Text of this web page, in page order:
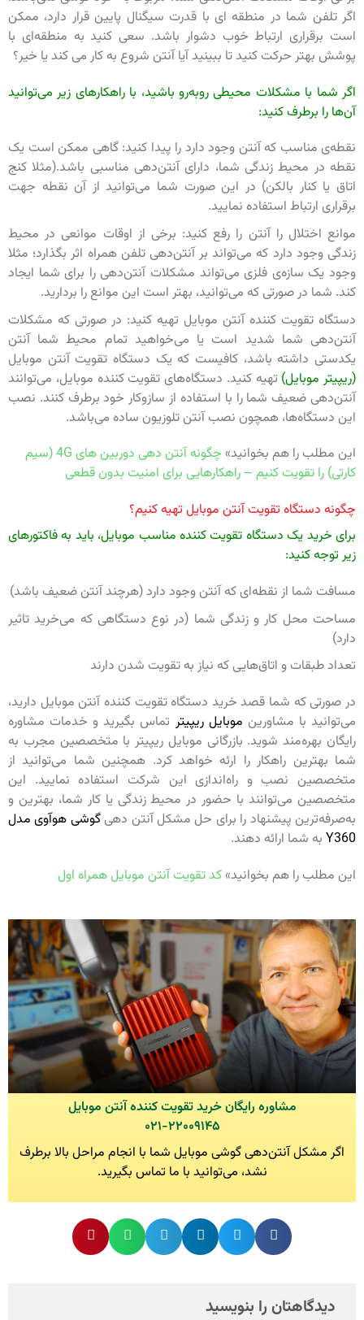
اگر تلفن شما در منطقه ای با قدرت سیگنال پایین قرار دارد، ممکن
است برقراری ارتباط خوب دشوار باشد. سعی کنید به منطقه‌ای با
پوشش بهتر حرکت کنید تا ببینید آیا آنتن شروع به کار می کند یا خیر‌؟
اگر شما با مشکلات محیطی روبه‌رو باشید، با راهکارهای زیر می‌توانید
آن‌ها را برطرف کنید:
نقطه‌ی مناسب که آنتن وجود دارد را پیدا کنید: گاهی ممکن است یک
نقطه در محیط زندگی شما، دارای آنتن‌دهی مناسبی باشد.(مثلا کنج
اتاق یا کنار بالکن) در این صورت شما می‌توانید از آن نقطه جهت
برقراری ارتباط استفاده نمایید.
موانع اختلال را آنتن را رفع کنید: برخی از اوقات موانعی در محیط
زندگی وجود دارد که می‌تواند بر آنتن‌دهی تلفن همراه اثر بگذارد؛ مثلا
وجود یک سازه‌ی فلزی می‌تواند مشکلات آنتن‌دهی را برای شما ایجاد
کند. شما در صورتی که می‌توانید، بهتر است این موانع را بردارید.
دستگاه تقویت کننده آنتن موبایل تهیه کنید: در صورتی که مشکلات
آنتن‌دهی شما شدید است یا می‌خواهید تمام محیط شما آنتن
یکدستی داشته باشد، کافیست که یک دستگاه تقویت آنتن موبایل
(ریپیتر موبایل) تهیه کنید. دستگاه‌های تقویت کننده موبایل، می‌توانند
آنتن‌دهی ضعیف شما را با استفاده از سازوکار خود برطرف کنند. نصب
این دستگاه‌ها، همچون نصب آنتن تلوزیون ساده می‌باشد.
این مطلب را هم بخوانید»
چگونه آنتن دهی دوربین های 4G (سیم
کارتی) را تقویت کنیم – راهکارهایی برای امنیت بدون قطعی
چگونه دستگاه تقویت آنتن موبایل تهیه کنیم؟
برای خرید یک دستگاه تقویت کننده مناسب موبایل، باید به فاکتورهای
زیر توجه کنید:
مسافت شما از نقطه‌ای که آنتن وجود دارد (هرچند آنتن ضعیف باشد)
مساحت محل کار و زندگی شما (در نوع دستگاهی که می‌خرید تاثیر
دارد)
تعداد طبقات و اتاق‌هایی که نیاز به تقویت شدن دارند
در صورتی که شما قصد خرید دستگاه تقویت کننده آنتن موبایل دارید،
می‌توانید با مشاورین موبایل ریپیتر تماس بگیرید و خدمات مشاوره
رایگان بهره‌مند شوید. بازرگانی موبایل ریپیتر با متخصصین مجرب به
شما بهترین راهکار را ارئه خواهد کرد. همچنین شما می‌توانید از
متخصصین نصب و راه‌اندازی این شرکت استفاده نمایید. این
متخصصین می‌توانند با حضور در محیط زندگی یا کار شما، بهترین و
به‌صرفه‌ترین پیشنهاد را برای حل مشکل آنتن دهیگوشی هوآوی مدل
Y360 به شما ارائه دهند.
این مطلب را هم بخوانید» کد تقویت آنتن موبایل همراه اول
مشاوره رایگان خرید تقویت کننده آنتن موبایل
۰۲۱-۲۲۰۰۹۱۴۵
اگر مشکل آنتن‌دهی گوشی موبایل شما با انجام مراحل بالا برطرف
نشد، می‌توانید با ما تماس بگیرید.
دیدگاهتان را بنویسید